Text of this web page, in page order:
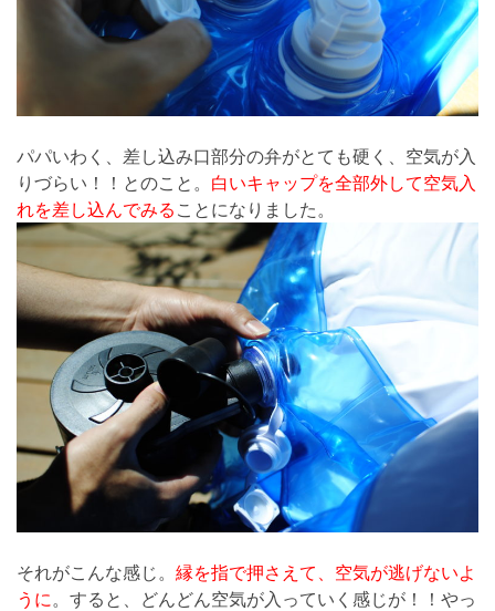
パパいわく、差し込み口部分の弁がとても硬く、空気が入
りづらい！！とのこと。 白いキャップを全部外して空気入
れを差し込んでみる ことになりました。
それがこんな感じ。 縁を指で押さえて、空気が逃げないよ
うに 。すると、どんどん空気が入っていく感じが！！やっ